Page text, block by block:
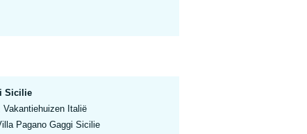
Sicilie
Vakantiehuizen Italië
Pagano Gaggi Sicilie